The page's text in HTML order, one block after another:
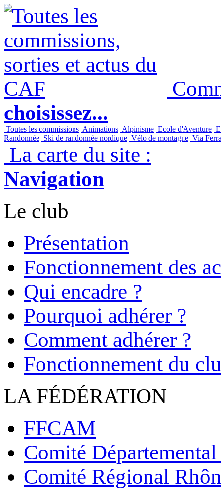
choisissez...
Toutes les commissions Animations Alpinisme Ecole d'Aventure
Randonnée Ski de randonnée nordique Vélo de montagne Via
La carte du site :
Navigation
Le club
Présentation
Fonctionnement des
Qui encadre ?
Pourquoi adhérer ?
Comment adhérer ?
Fonctionnement du
LA FÉDÉRATION
FFCAM
Comité
Comité Régional